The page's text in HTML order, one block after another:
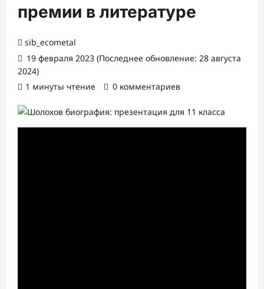
премии в литературе
sib_ecometal
19 февраля 2023 (Последнее обновление: 28 августа
2024)
1 минуты чтение
0 комментариев